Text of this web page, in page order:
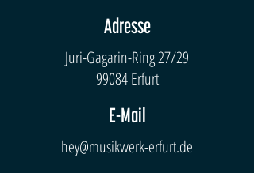
Adresse
Juri-Gagarin-Ring 27/29
99084 Erfurt
E-Mail
hey@musikwerk-erfurt.de